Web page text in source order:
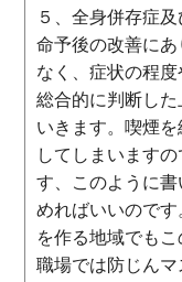
５、全身併存症
命予後の改善に
なく、症状の程
総合的に判断し
いきます。喫煙
してしまいます
す、このように
めればいいので
を作る地域でも
職場では防じん